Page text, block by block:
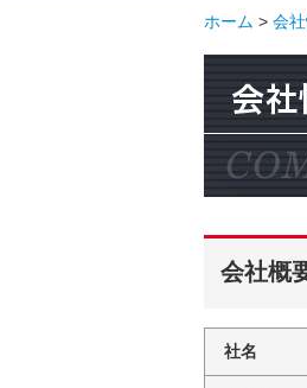
ホーム > 会
会社概
社名